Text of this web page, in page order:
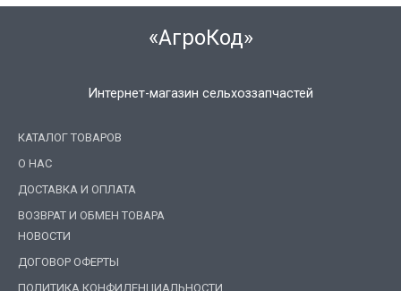
«АгроКод»
Интернет-магазин сельхоззапчастей
КАТАЛОГ ТОВАРОВ
О НАС
ДОСТАВКА И ОПЛАТА
ВОЗВРАТ И ОБМЕН ТОВАРА
НОВОСТИ
ДОГОВОР ОФЕРТЫ
ПОЛИТИКА КОНФИДЕНЦИАЛЬНОСТИ